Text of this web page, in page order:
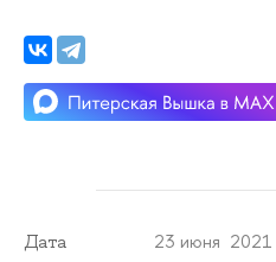
Дата 23 июня 2021